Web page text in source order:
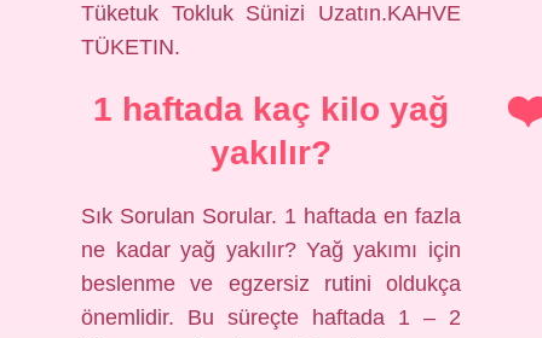
Tüketuk Tokluk Sünizi Uzatın.KAHVE
TÜKETIN.
1 haftada kaç kilo yağ
yakılır?
Sık Sorulan Sorular. 1 haftada en fazla
ne kadar yağ yakılır? Yağ yakımı için
beslenme ve egzersiz rutini oldukça
önemlidir. Bu süreçte haftada 1 – 2